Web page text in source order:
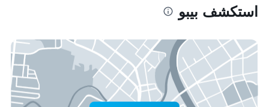
استكشف بيبو